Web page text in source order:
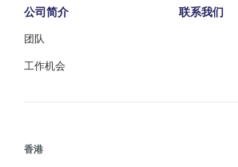
公司简介
团队
工作机会
联系我们
香港